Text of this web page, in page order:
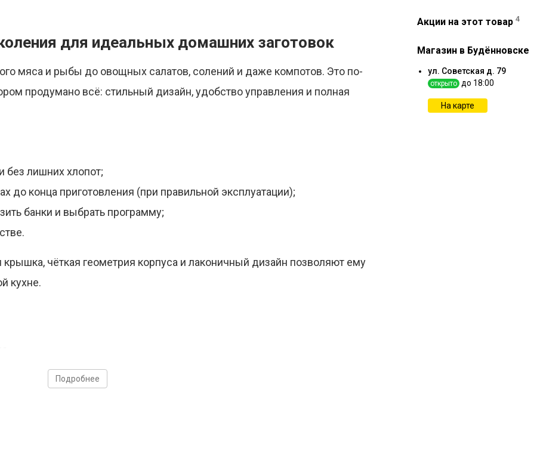
для идеальных домашних заготовок
мяса и рыбы до овощных салатов, солений и даже компотов. Это по-
продумано всё: стильный дизайн, удобство управления и полная
лишних хлопот;
до конца приготовления (при правильной эксплуатации);
банки и выбрать программу;
чёткая геометрия корпуса и лаконичный дизайн позволяют ему
кухне.
движений
Подробнее
Акции на этот товар 4
Магазин в Будённовске
ул. Советская д. 79
открыто до 18:00
На карте